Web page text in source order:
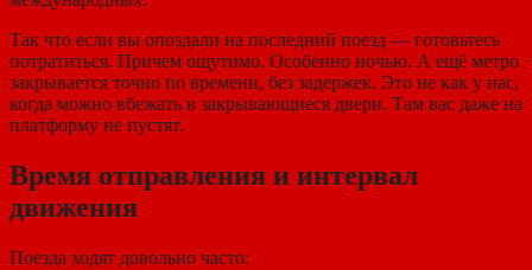
Так что если вы опоздали на последний поезд — готовьтесь
потратиться. Причем ощутимо. Особенно ночью. А ещё метро
закрывается точно по времени, без задержек. Это не как у нас,
когда можно вбежать в закрывающиеся двери. Там вас даже на
платформу не пустят.
Время отправления и интервал
движения
Поезда ходят довольно часто: